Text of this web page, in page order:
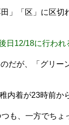
」「区」に区切
12/18に行われ
だが、「グリー
内着が23時前か
も、一方でちょ